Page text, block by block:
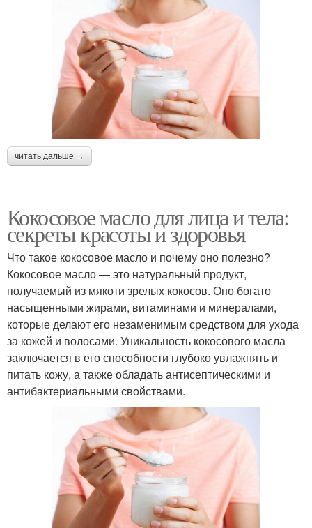
читать дальше →
Кокосовое масло для лица и тела:
секреты красоты и здоровья
Что такое кокосовое масло и почему оно полезно?
Кокосовое масло — это натуральный продукт,
получаемый из мякоти зрелых кокосов. Оно богато
насыщенными жирами, витаминами и минералами,
которые делают его незаменимым средством для ухода
за кожей и волосами. Уникальность кокосового масла
заключается в его способности глубоко увлажнять и
питать кожу, а также обладать антисептическими и
антибактериальными свойствами.